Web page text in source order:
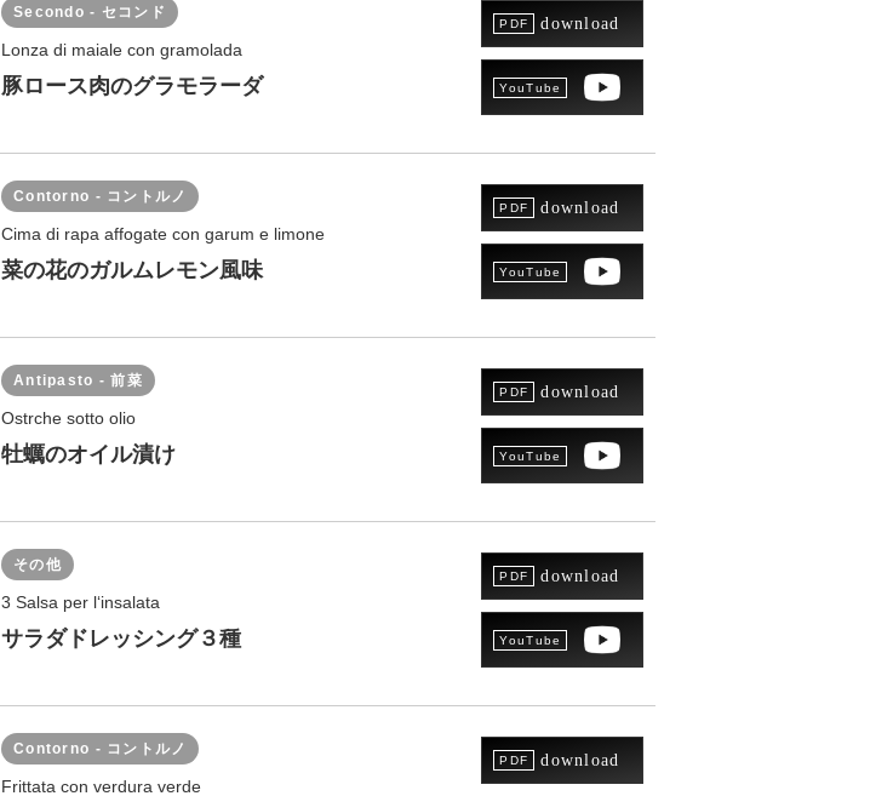
Secondo - セコンド
Lonza di maiale con gramolada
豚ロース肉のグラモラーダ
download
Contorno - コントルノ
Cima di rapa affogate con garum e limone
菜の花のガルムレモン風味
download
Antipasto - 前菜
Ostrche sotto olio
牡蠣のオイル漬け
download
その他
3 Salsa per l‘insalata
サラダドレッシング３種
download
Contorno - コントルノ
Frittata con verdura verde
download